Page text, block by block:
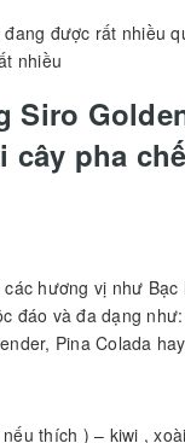
được rất nhiều
nhiều
Siro
cây pha
hương vị như Bạc
đáo và đa dạng
Pina Colada
thích ) – kiwi ,